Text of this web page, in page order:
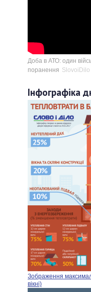
Доба в АТО: один
поранення SlovoiDilo
Інфографіка
Зображення
вікні)